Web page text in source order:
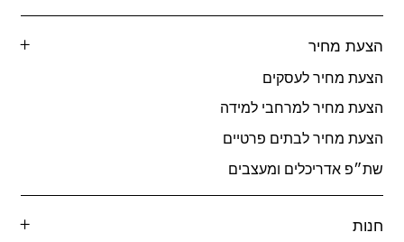
הצעת מחיר
הצעת מחיר לעסקים
הצעת מחיר למרחבי למידה
הצעת מחיר לבתים פרטיים
שת״פ אדריכלים ומעצבים
חנות